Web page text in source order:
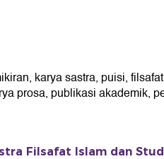
karya sastra, puisi,
prosa, publikasi akademik,
Filsafat Islam dan